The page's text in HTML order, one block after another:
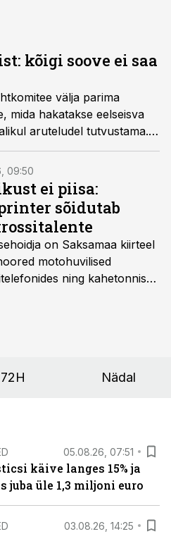
kõigi soove ei saa
välja parima
mida hakatakse eelseisva
aruteludel tutvustama.
peaspetsialist Andres
et kõigile sobiva lahenduse
09:50
ei piisa:
sõidutab
on Saksamaa kiirteel
motohuvilised
ning kahetonnises
72H Nädal
05.08.26, 07:51
käive langes 15% ja
juba üle 1,3 miljoni euro
03.08.26, 14:25